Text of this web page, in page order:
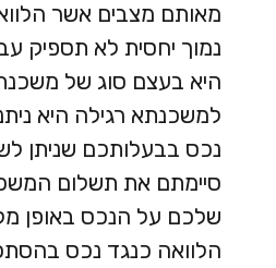
מאותם מצבים אשר
נמוך יחסית לא תספיק
היא בעצם סוג של
למשכנתא רגילה היא
נכס בבעלותכם שניתן
סיימתם את תשלום
שלכם על הנכס באופן
הלוואה כנגד נכס